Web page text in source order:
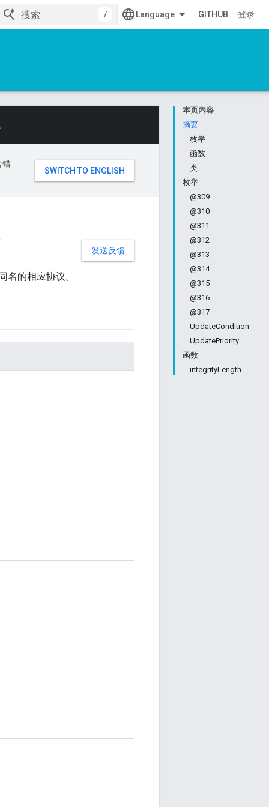
/
GITHUB 登录
本页内容
摘要
枚举
函数
类
枚举
@309
@310
@311
@312
@313
@314
@315
@316
@317
UpdateCondition
UpdatePriority
函数
integrityLength
错
发送反馈
名的相应协议。